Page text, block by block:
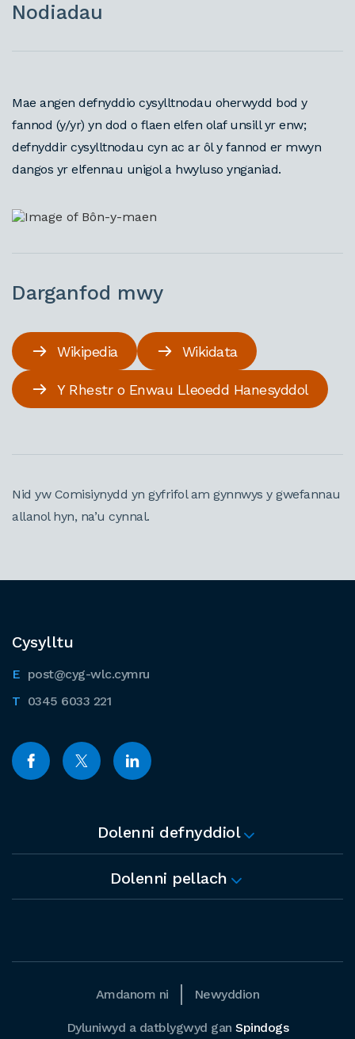
Nodiadau
Mae angen defnyddio cysylltnodau oherwydd bod y
fannod (y/yr) yn dod o flaen elfen olaf unsill yr enw;
defnyddir cysylltnodau cyn ac ar ôl y fannod er mwyn
dangos yr elfennau unigol a hwyluso ynganiad.
Darganfod mwy
Wikipedia Wikidata
Y Rhestr o Enwau Lleoedd Hanesyddol
Nid yw Comisiynydd yn gyfrifol am gynnwys y gwefannau
allanol hyn, na’u cynnal.
Cysylltu
post@cyg-wlc.cymru
0345 6033 221
Dolenni defnyddiol
Dolenni pellach
Amdanom ni Newyddion
Dyluniwyd a datblygwyd ganSpindogs